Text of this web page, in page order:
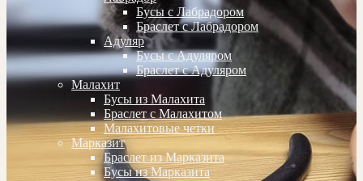
Бусы с Лабрадором
Браслет с Лабрадором
Адуляр
Бусы с Адуляром
Браслет с Адуляром
Малахит
Бусы из Малахита
Браслет с Малахитом
Малахитовые четки
Марказит
Браслет из Марказита
Бусы из Марказита